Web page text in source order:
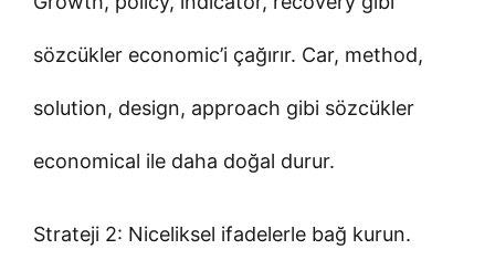
sözcükler economic’i çağırır. Car, method,
solution, design, approach gibi sözcükler
economical ile daha doğal durur.
Strateji 2: Niceliksel ifadelerle bağ kurun.